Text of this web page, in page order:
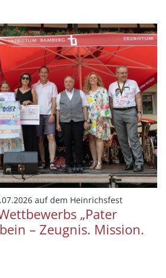
auf dem Heinrichsfest:
„Pater
– Zeugnis. Mission.